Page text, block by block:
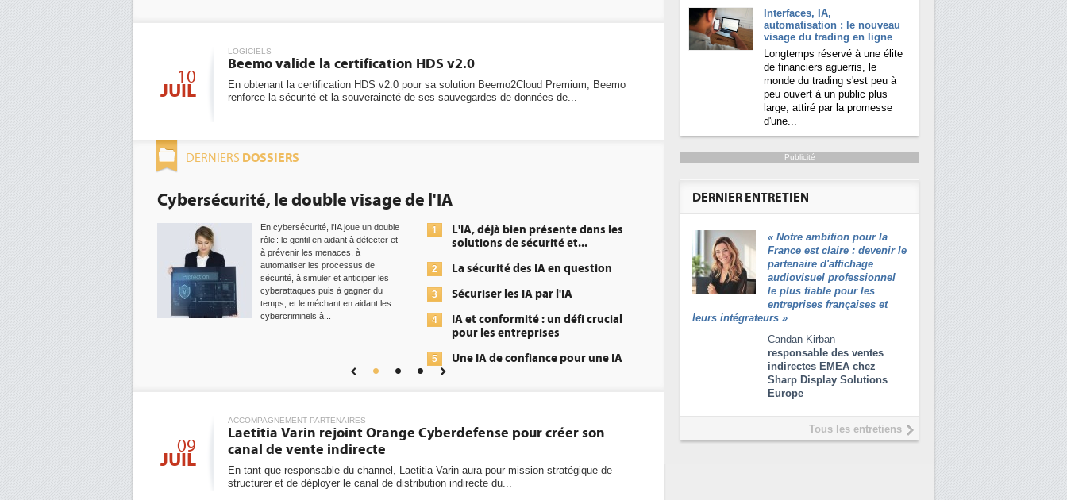
10
JUIL
LOGICIELS
Beemo valide la certification HDS v2.0
En obtenant la certification HDS v2.0 pour sa solution Beemo2Cloud Premium, Beemo
renforce la sécurité et la souveraineté de ses sauvegardes de données de...
DERNIERS DOSSIERS
Cybersécurité, le double visage de l'IA
En cybersécurité, l'IA joue un double
rôle : le gentil en aidant à détecter et
à prévenir les menaces, à
automatiser les processus de
sécurité, à simuler et anticiper les
cyberattaques puis à gagner du
temps, et le méchant en aidant les
cybercriminels à...
1
L'IA, déjà bien présente dans les
solutions de sécurité et...
2 La sécurité des IA en question
3 Sécuriser les IA par l'IA
4
IA et conformité : un défi crucial
pour les entreprises
5
Une IA de confiance pour une IA
09
JUIL
ACCOMPAGNEMENT PARTENAIRES
Laetitia Varin rejoint Orange Cyberdefense pour créer son
canal de vente indirecte
En tant que responsable du channel, Laetitia Varin aura pour mission stratégique de
structurer et de déployer le canal de distribution indirecte du...
Interfaces, IA,
automatisation : le nouveau
visage du trading en ligne
Longtemps réservé à une élite
de financiers aguerris, le
monde du trading s'est peu à
peu ouvert à un public plus
large, attiré par la promesse
d'une...
Publicité
DERNIER ENTRETIEN
« Notre ambition pour la
France est claire : devenir le
partenaire d'affichage
audiovisuel professionnel
le plus fiable pour les
entreprises françaises et
leurs intégrateurs »
Candan Kirban
responsable des ventes
indirectes EMEA chez
Sharp Display Solutions
Europe
Tous les entretiens